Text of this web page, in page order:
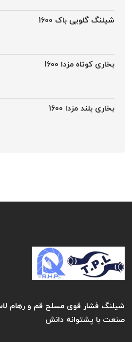
شیلنگ گلویی باک 1600
بخاری کوتاه مزدا 1600
بخاری بلند مزدا 1600
شیلنگ فشار قوی مسلح قم و رهام
صنعت با پشتوانه دانش